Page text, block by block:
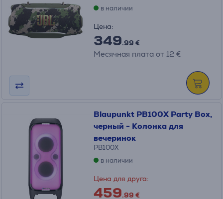
в наличии
Цена:
349.99 €
Месячная плата от 12 €
Blaupunkt PB100X Party Box,
черный - Колонка для
вечеринок
PB100X
в наличии
Цена для друга:
459.99 €